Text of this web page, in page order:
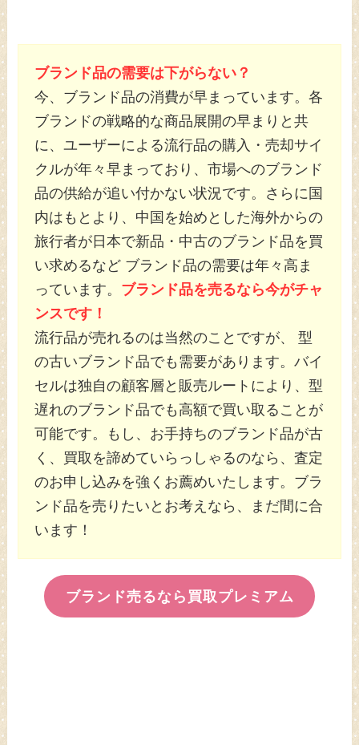
ブランド品の需要は下がらない？
今、ブランド品の消費が早まっています。各
ブランドの戦略的な商品展開の早まりと共
に、ユーザーによる流行品の購入・売却サイ
クルが年々早まっており、市場へのブランド
品の供給が追い付かない状況です。さらに国
内はもとより、中国を始めとした海外からの
旅行者が日本で新品・中古のブランド品を買
い求めるなど ブランド品の需要は年々高ま
っています。 ブランド品を売るなら今がチャ
ンスです！
流行品が売れるのは当然のことですが、 型
の古いブランド品でも需要があります。バイ
セルは独自の顧客層と販売ルートにより、型
遅れのブランド品でも高額で買い取ることが
可能です。もし、お手持ちのブランド品が古
く、買取を諦めていらっしゃるのなら、査定
のお申し込みを強くお薦めいたします。ブラ
ンド品を売りたいとお考えなら、まだ間に合
います！
ブランド売るなら買取プレミアム